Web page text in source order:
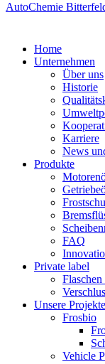
AutoChemie
Home
Unternehmen
Über uns
Historie
Karriere
News
Produkte
FAQ
Private label
Unsere Projekte
Frosbio
Vehicle